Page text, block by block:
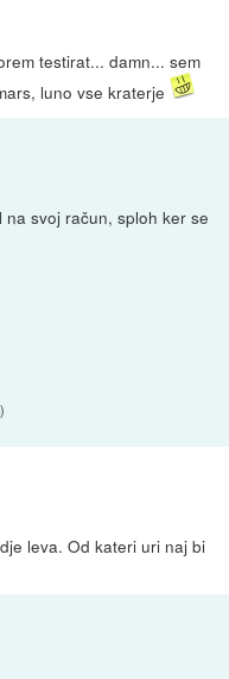
testirat... damn... sem
luno vse kraterje
svoj račun, sploh ker se
)
leva. Od kateri uri naj bi